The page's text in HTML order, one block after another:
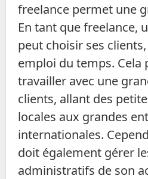
freelance permet une
En tant que freelance,
peut choisir ses
emploi du temps. Cela
travailler avec une
clients, allant des
locales aux grandes
internationales.
doit également gérer
administratifs de son